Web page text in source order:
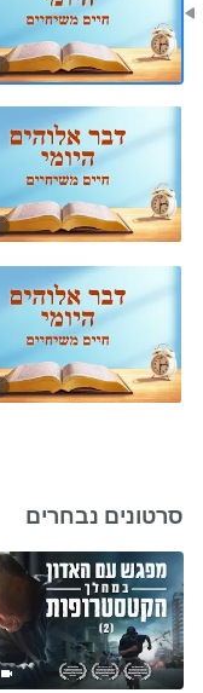
סרטונים נבחרים